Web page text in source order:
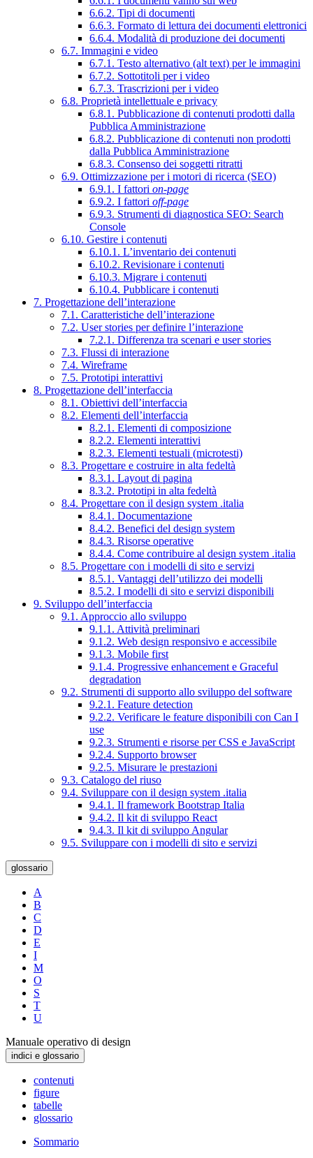
6.6.2. Tipi di documenti
6.6.3. Formato di lettura dei documenti elettronici
6.6.4. Modalità di produzione dei documenti
6.7. Immagini e video
6.7.1. Testo alternativo (alt text) per le immagini
6.7.2. Sottotitoli per i video
6.7.3. Trascrizioni per i video
6.8. Proprietà intellettuale e privacy
6.8.1. Pubblicazione di contenuti prodotti dalla
Pubblica Amministrazione
6.8.2. Pubblicazione di contenuti non prodotti
dalla Pubblica Amministrazione
6.8.3. Consenso dei soggetti ritratti
6.9. Ottimizzazione per i motori di ricerca (SEO)
6.9.1. I fattori on-page
6.9.2. I fattori off-page
6.9.3. Strumenti di diagnostica SEO: Search
Console
6.10. Gestire i contenuti
6.10.1. L’inventario dei contenuti
6.10.2. Revisionare i contenuti
6.10.3. Migrare i contenuti
6.10.4. Pubblicare i contenuti
7. Progettazione dell’interazione
7.1. Caratteristiche dell’interazione
7.2. User stories per definire l’interazione
7.2.1. Differenza tra scenari e user stories
7.3. Flussi di interazione
7.4. Wireframe
7.5. Prototipi interattivi
8. Progettazione dell’interfaccia
8.1. Obiettivi dell’interfaccia
8.2. Elementi dell’interfaccia
8.2.1. Elementi di composizione
8.2.2. Elementi interattivi
8.2.3. Elementi testuali (microtesti)
8.3. Progettare e costruire in alta fedeltà
8.3.1. Layout di pagina
8.3.2. Prototipi in alta fedeltà
8.4. Progettare con il design system .italia
8.4.1. Documentazione
8.4.2. Benefici del design system
8.4.3. Risorse operative
8.4.4. Come contribuire al design system .italia
8.5. Progettare con i modelli di sito e servizi
8.5.1. Vantaggi dell’utilizzo dei modelli
8.5.2. I modelli di sito e servizi disponibili
9. Sviluppo dell’interfaccia
9.1. Approccio allo sviluppo
9.1.1. Attività preliminari
9.1.2. Web design responsivo e accessibile
9.1.3. Mobile first
9.1.4. Progressive enhancement e Graceful
degradation
9.2. Strumenti di supporto allo sviluppo del software
9.2.1. Feature detection
9.2.2. Verificare le feature disponibili con Can I
use
9.2.3. Strumenti e risorse per CSS e JavaScript
9.2.4. Supporto browser
9.2.5. Misurare le prestazioni
9.3. Catalogo del riuso
9.4. Sviluppare con il design system .italia
9.4.1. Il framework Bootstrap Italia
9.4.2. Il kit di sviluppo React
9.4.3. Il kit di sviluppo Angular
9.5. Sviluppare con i modelli di sito e servizi
glossario
A
B
C
D
E
I
M
O
S
T
U
Manuale operativo di design
indici e glossario
contenuti
figure
tabelle
glossario
Sommario